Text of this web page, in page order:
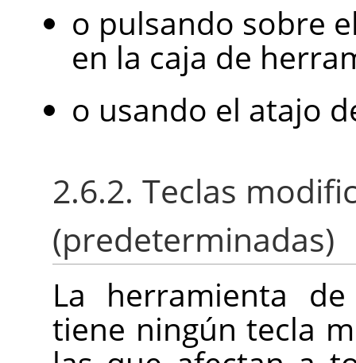
o pulsando sobre
en la caja de
o usando el atajo
2.6.2. Teclas
(predeterminadas)
La herramienta
tiene ningún tecla